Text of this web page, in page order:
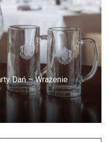
Dań – Wrażenie